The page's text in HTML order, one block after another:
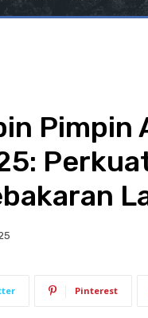
Pimpin
Pinterest